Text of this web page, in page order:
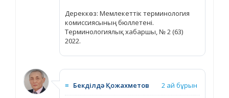
Дереккөз: Мемлекеттік терминология
комиссиясының бюллетені.
Терминологиялық хабаршы, № 2 (63)
2022.
≡ Бекділдә Қожахметов 2 ай бұрын